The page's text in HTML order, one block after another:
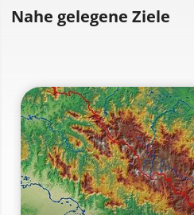
Nahe gelegene Ziele